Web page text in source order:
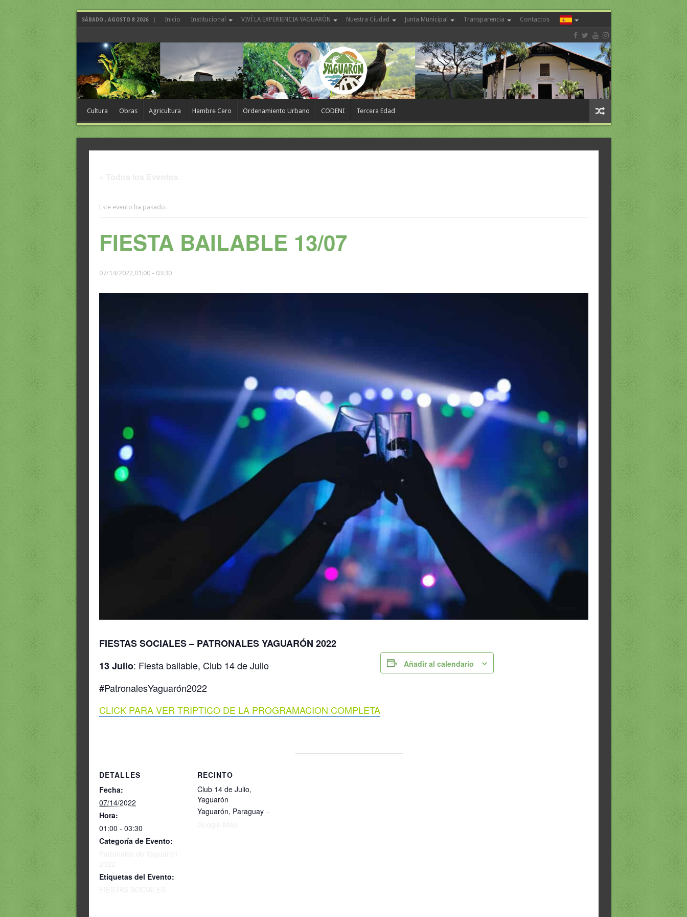
SÁBADO , AGOSTO 8 2026 Inicio Institucional VIVÍ LA EXPERIENCIA YAGUARÓN Nuestra Ciudad Junta Municipal Transparencia Contactos
Cultura Obras Agricultura Hambre Cero Ordenamiento Urbano CODENI Tercera Edad
Este evento ha pasado.
FIESTA BAILABLE 13/07
07/14/2022,01:00- 03:30
FIESTAS SOCIALES – PATRONALES YAGUARÓN 2022
13 Julio: Fiesta bailable, Club 14 de Julio
#PatronalesYaguarón2022
CLICK PARA VER TRIPTICO DE LA PROGRAMACION COMPLETA
Añadir al calendario
DETALLES
Fecha:
07/14/2022
Hora:
01:00 - 03:30
Categoría de Evento:
Etiquetas del Evento:
RECINTO
Club 14 de Julio,
Yaguarón
Yaguarón, Paraguay